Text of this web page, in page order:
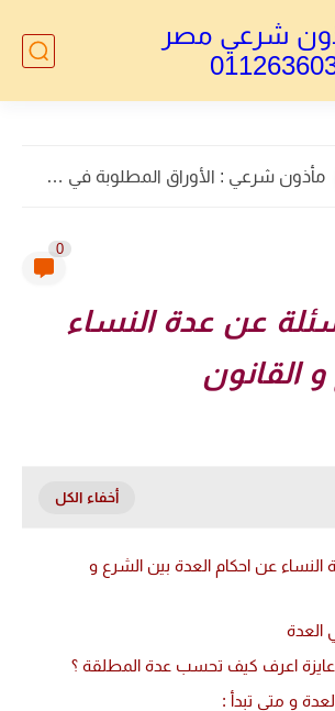
شرعي مصر
مأذون الأجانب : توكيل خاص بالطلاق للاجانب
0
عن عدة النساء
القانون
النساء عن احكام العدة بين الشرع و
اعرف كيف تحسب عدة المطلقة ؟
و متى تبدأ :